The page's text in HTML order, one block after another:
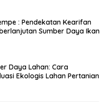
: Pendekatan Kearifan
Sumber Daya Ikan
Daya Lahan: Cara
Ekologis Lahan Pertanian